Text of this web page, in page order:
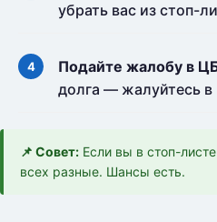
убрать вас из стоп-
Подайте жалобу в
долга — жалуйтесь в
📌 Совет: Если вы в стоп-
всех разные. Шансы есть.